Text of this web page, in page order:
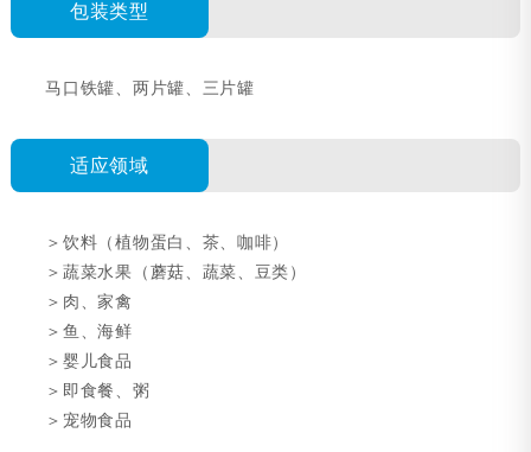
包装类型
马口铁罐、两片罐、三片罐
适应领域
＞饮料（植物蛋白、茶、咖啡）
＞蔬菜水果（蘑菇、蔬菜、豆类）
＞肉、家禽
＞鱼、海鲜
＞婴儿食品
＞ 即食餐、粥
＞ 宠物食品